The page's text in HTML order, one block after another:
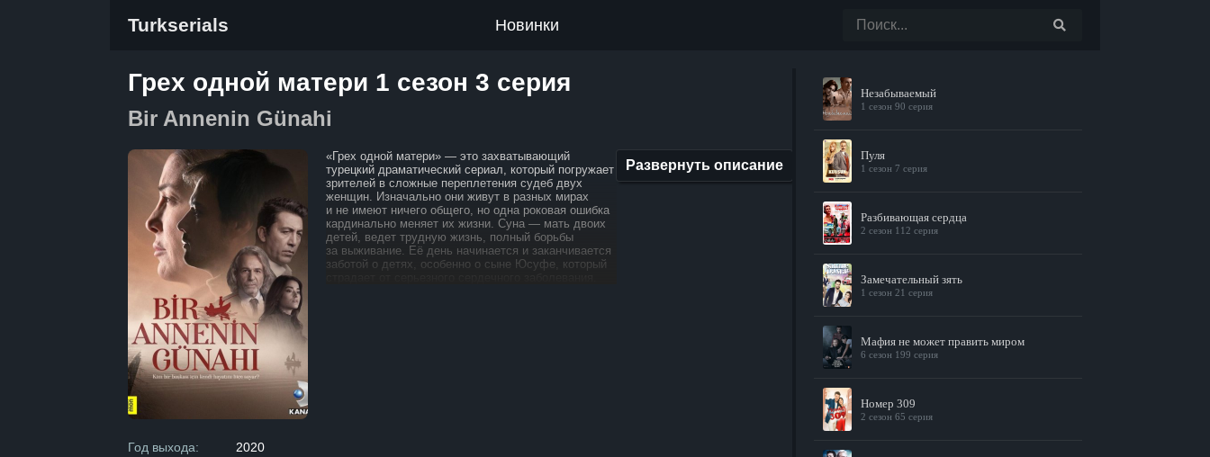
Turkserials Новинки
Грех одной матери 1 сезон 3 серия
Bir Annenin Günahi
«Грех одной матери» — это захватывающий
турецкий драматический сериал, который погружает
зрителей в сложные переплетения судеб двух
женщин. Изначально они живут в разных мирах
и не имеют ничего общего, но одна роковая ошибка
кардинально меняет их жизни. Суна — мать двоих
детей, ведет трудную жизнь, полный борьбы
за выживание. Её день начинается и заканчивается
заботой о детях, особенно о сыне Юсуфе, который
Развернуть описание
Год выхода:
2020
Незабываемый
1 сезон 90 серия
Пуля
1 сезон 7 серия
Разбивающая сердца
2 сезон 112 серия
Замечательный зять
1 сезон 21 серия
Мафия не может править миром
6 сезон 199 серия
Номер 309
2 сезон 65 серия